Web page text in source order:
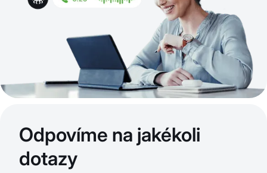
Odpovíme na jakékoli
dotazy